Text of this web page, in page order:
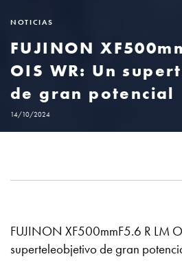
NOTICIAS
FUJINON
OIS WR: Un
de gran potencial
14/10/2024
FUJINON XF500mmF5.6 R LM
superteleobjetivo de gran